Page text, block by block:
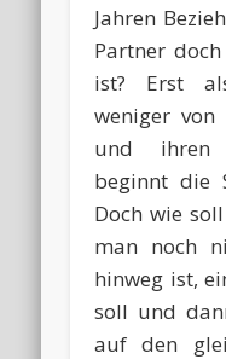
Jahren
Partner
ist? Erst
weniger von
und ihren
beginnt die
Doch wie
man noch
hinweg ist,
soll und
auf den